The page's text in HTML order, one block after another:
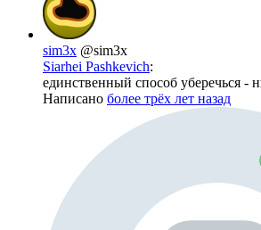
sim3x @sim3x
Siarhei Pashkevich:
единственный способ уберечься -
Написано более трёх лет назад